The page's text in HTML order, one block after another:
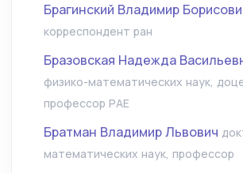
Брагинский Владимир
корреспондент ран
Бразовская Надежда
физико-математических наук,
профессор РАЕ
Братман Владимир Львович
математических наук, профессор